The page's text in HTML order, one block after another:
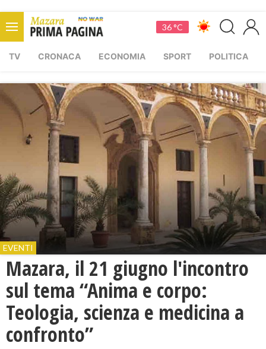
36 °C
TV CRONACA ECONOMIA SPORT POLITICA
EVENTI
Mazara, il 21 giugno l'incontro
sul tema “Anima e corpo:
Teologia, scienza e medicina a
confronto”